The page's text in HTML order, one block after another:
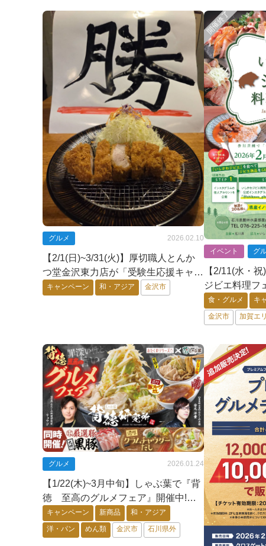
グルメ 2026.02.10
【2/1(日)~3/31(火)】厚切職人とんか
つ堂金沢東力店が「受験生応援キャン
ペーン」を開催～三元豚ロースかつ定
キャンペーン 和・アジア 金沢市
イベント グ
【2/11(水・
ジビエ料理フ
舗
が抽選で20名
食・グルメ キ
金沢市 加賀エ
グルメ 2026.01.24
【1/22(木)~3月中旬】しゃぶ葉で『背
徳 至高のグルメフェア』開催中!リ
ュウジさん＆安元洋貴さんが監修♩
キャンペーン 新商品 和・アジア
洋・パン めん類 金沢市 石川県外